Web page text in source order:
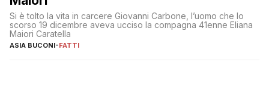
Si è tolto la vita in carcere Giovanni Carbone, l’uomo che lo
scorso 19 dicembre aveva ucciso la compagna 41enne Eliana
Maiori Caratella
ASIA BUCONI-FATTI